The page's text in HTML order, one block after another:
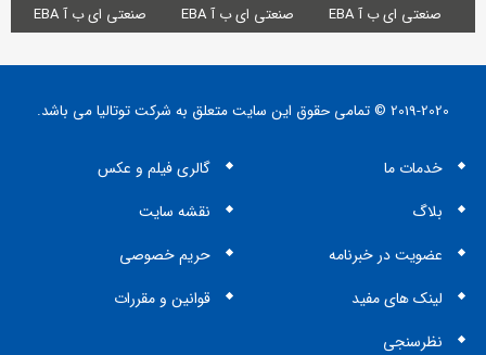
صنعتی ای ب آ EBA
صنعتی ای ب آ EBA
صنعتی ای ب آ EBA
خدمات ما
بلاگ
عضویت در خبرنامه
لینک های مفید
نظرسنجی
گالری فیلم و عکس
نقشه سایت
حریم خصوصی
قوانین و مقررات
2019-2020 © تمامی حقوق این سایت متعلق به شرکت توتالیا می باشد.